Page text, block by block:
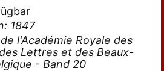
1847
l'Académie Royale des
Lettres et des Beaux-
- Band 20